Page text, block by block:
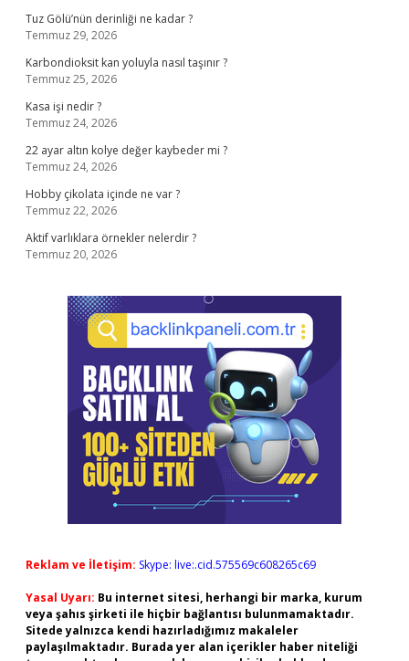
Tuz Gölü’nün derinliği ne kadar ?
Temmuz 29, 2026
Karbondioksit kan yoluyla nasıl taşınır ?
Temmuz 25, 2026
Kasa işi nedir ?
Temmuz 24, 2026
22 ayar altın kolye değer kaybeder mi ?
Temmuz 24, 2026
Hobby çikolata içinde ne var ?
Temmuz 22, 2026
Aktif varlıklara örnekler nelerdir ?
Temmuz 20, 2026
Reklam ve İletişim: Skype: live:.cid.575569c608265c69
Yasal Uyarı: Bu internet sitesi, herhangi bir marka, kurum
veya şahıs şirketi ile hiçbir bağlantısı bulunmamaktadır.
Sitede yalnızca kendi hazırladığımız makaleler
paylaşılmaktadır. Burada yer alan içerikler haber niteliği